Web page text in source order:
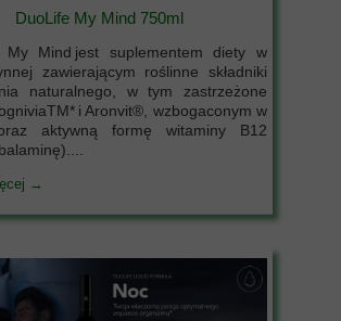
DuoLife My Mind 750ml
My Mind jest suplementem diety w
zawierającym roślinne składniki
naturalnego, w tym zastrzeżone
i Aronvit®, wzbogaconym w
aktywną formę witaminy B12
→